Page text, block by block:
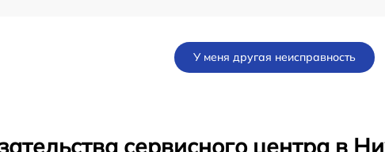
У меня другая неисправность
сервисного центра в